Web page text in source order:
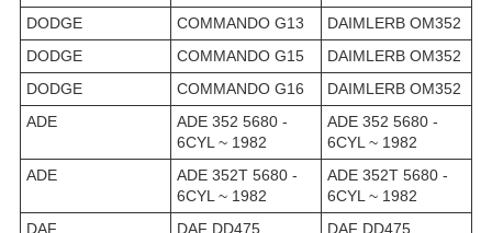
DODGE
COMMANDO G13
DAIMLERB OM352
DODGE
COMMANDO G15
DAIMLERB OM352
DODGE
COMMANDO G16
DAIMLERB OM352
ADE
ADE 352 5680 -
6CYL ~ 1982
ADE 352 5680 -
6CYL ~ 1982
ADE
ADE 352T 5680 -
6CYL ~ 1982
ADE 352T 5680 -
6CYL ~ 1982
DAF
DAF DD475 DAF DD475